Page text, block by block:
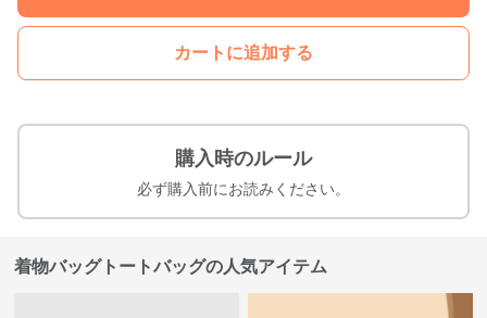
カートに追加する
購入時のルール
必ず購入前にお読みください。
着物バッグトートバッグの人気アイテム